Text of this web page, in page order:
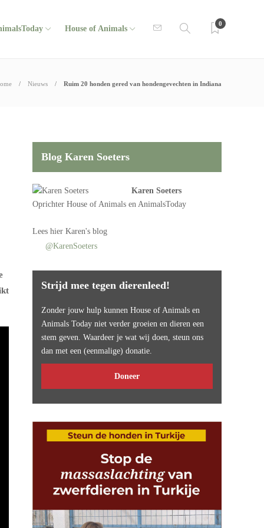
House of Animals
0
Nieuws Ruim 20 honden gered van hondengevechten in Indiana
Blog Karen Soeters
Karen Soeters
OprichterHouse of Animals en AnimalsToday
Leeshier Karen's blog
@KarenSoeters
Strijd mee tegen dierenleed!
Zonder jouw hulp kunnen House of Animals en
Animals Today niet verder groeien en dieren een
stem geven. Waardeer je wat wij doen, steun ons
dan met een (eenmalige) donatie.
Doneer